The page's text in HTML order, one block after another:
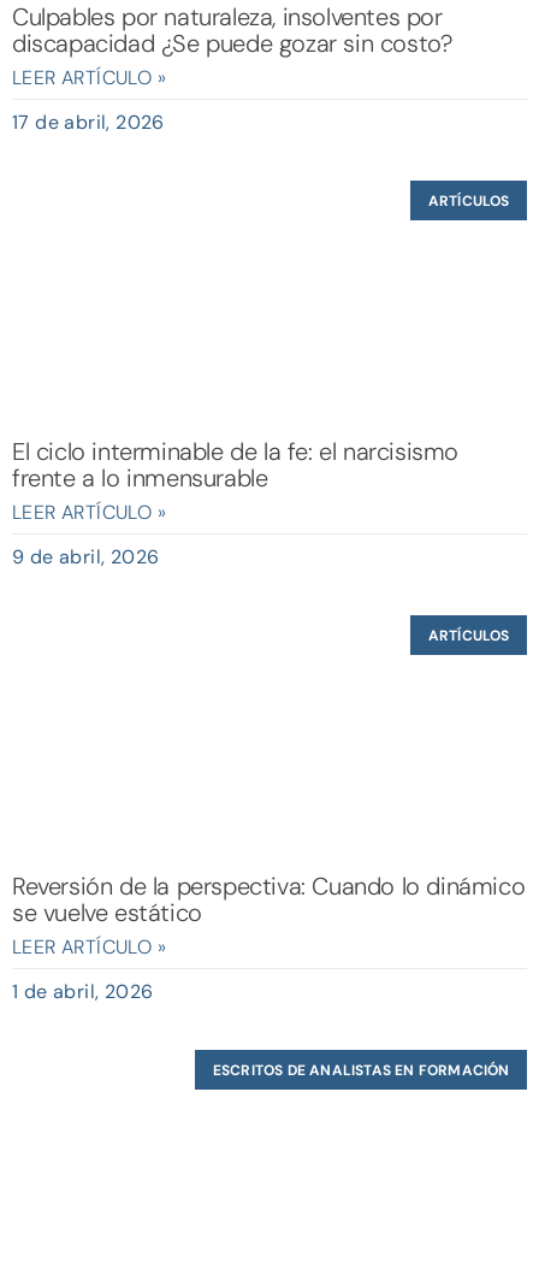
Culpables por naturaleza, insolventes por
discapacidad ¿Se puede gozar sin costo?
LEER ARTÍCULO »
17 de abril, 2026
ARTÍCULOS
El ciclo interminable de la fe: el narcisismo
frente a lo inmensurable
LEER ARTÍCULO »
9 de abril, 2026
ARTÍCULOS
Reversión de la perspectiva: Cuando lo dinámico
se vuelve estático
LEER ARTÍCULO »
1 de abril, 2026
ESCRITOS DE ANALISTAS EN FORMACIÓN